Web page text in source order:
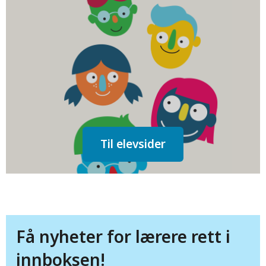
Til elevsider
Få nyheter for lærere rett i
innboksen!